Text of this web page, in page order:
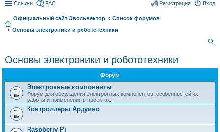
Ссылки FAQ Вход
Регистрация
Официальный сайт Эвольвектор
Список форумов
Основы электроники и робототехники
Основы электроники и робототехники
Форум
Электронные компоненты
Форум для обсуждения электронных компонентов, особенностей их
работы и применения в проектах.
Контроллеры Ардуино
Raspberry Pi